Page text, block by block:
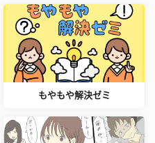
もやもや解決ゼミ